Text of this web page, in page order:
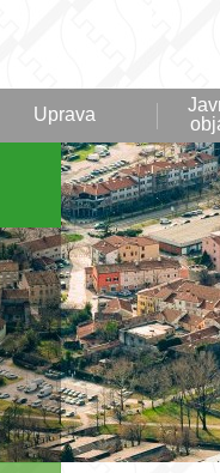
Uprava